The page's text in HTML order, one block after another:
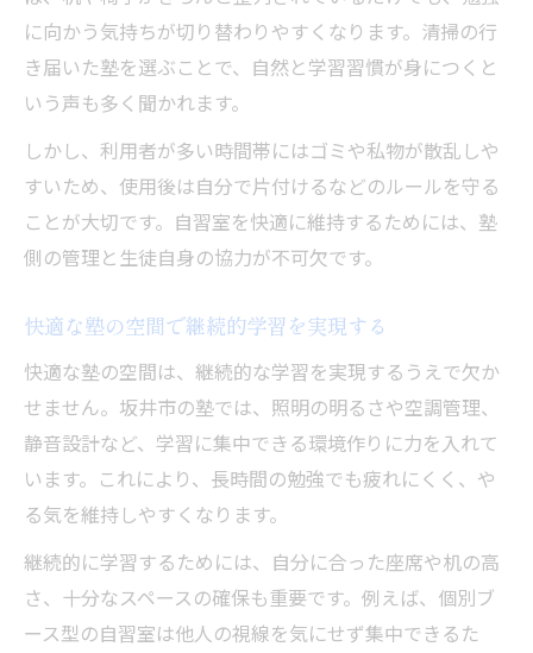
に向かう気持ちが切り替わりやすくなります。清掃の行
き届いた塾を選ぶことで、自然と学習習慣が身につくと
いう声も多く聞かれます。
しかし、利用者が多い時間帯にはゴミや私物が散乱しや
すいため、使用後は自分で片付けるなどのルールを守る
ことが大切です。自習室を快適に維持するためには、塾
側の管理と生徒自身の協力が不可欠です。
快適な塾の空間で継続的学習を実現する
快適な塾の空間は、継続的な学習を実現するうえで欠か
せません。坂井市の塾では、照明の明るさや空調管理、
静音設計など、学習に集中できる環境作りに力を入れて
います。これにより、長時間の勉強でも疲れにくく、や
る気を維持しやすくなります。
継続的に学習するためには、自分に合った座席や机の高
さ、十分なスペースの確保も重要です。例えば、個別ブ
ース型の自習室は他人の視線を気にせず集中できるた